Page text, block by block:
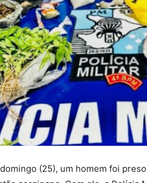
(25), um homem foi